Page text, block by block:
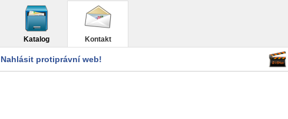
Katalog Kontakt
Nahlásit protiprávní web!